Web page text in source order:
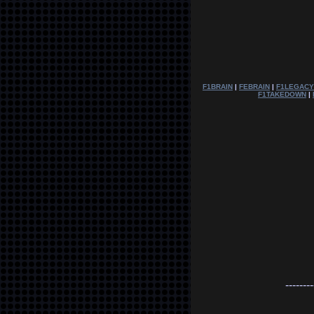
F1BRAIN | FEBRAIN | F1LEGACY
F1TAKEDOWN |